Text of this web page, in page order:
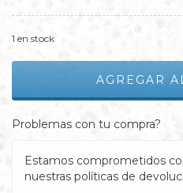
1 en stock
Problemas con tu compra?
Estamos comprometidos
nuestras políticas de